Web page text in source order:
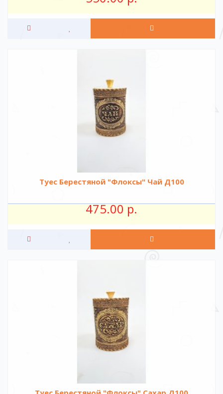
Туес Берестяной "Флоксы" Чай Д100
475.00 р.